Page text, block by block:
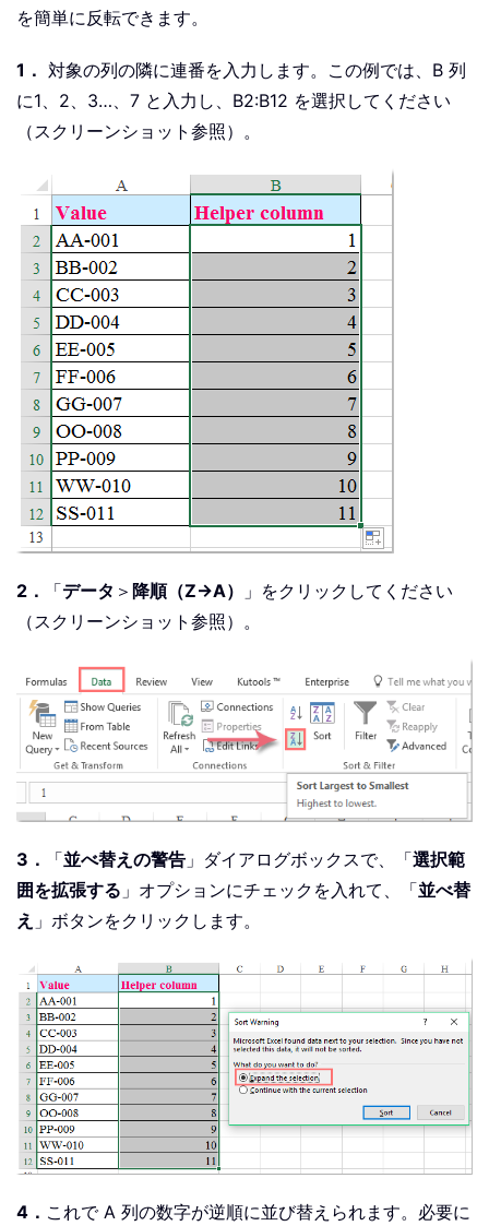
を簡単に反転できます。
1． 対象の列の隣に連番を入力します。この例では、B 列
に1、2、3…、7 と入力し、B2:B12 を選択してください
（スクリーンショット参照）。
2． 「データ ＞ 降順（Z→A）
」をクリックしてください
（スクリーンショット参照）。
3． 「並べ替えの警告 」ダイアログボックスで、「選択範
囲を拡張する 」オプションにチェックを入れて、「並べ替
え 」ボタンをクリックします。
4． これで A 列の数字が逆順に並び替えられます。必要に